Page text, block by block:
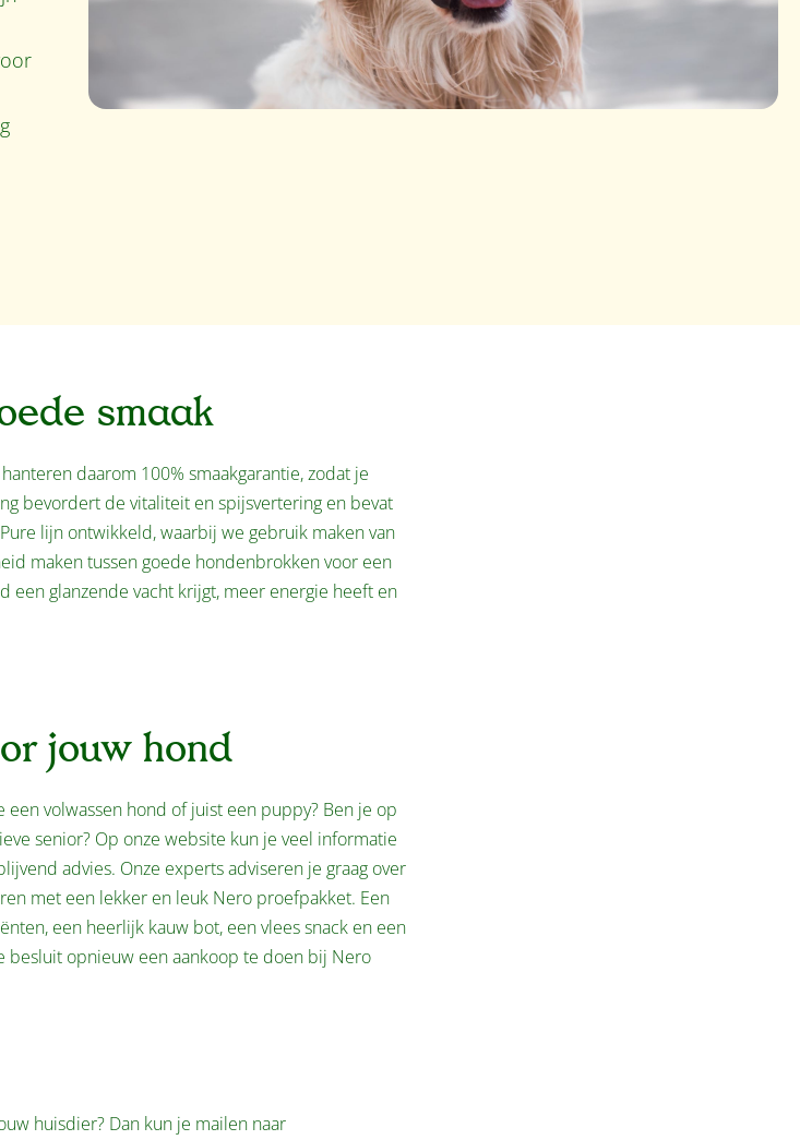
smaak
daarom 100% smaakgarantie, zodat je
bevordert de vitaliteit en spijsvertering en bevat
lijn ontwikkeld, waarbij we gebruik maken van
maken tussen goede hondenbrokken voor een
glanzende vacht krijgt, meer energie heeft en
jouw hond
volwassen hond of juist een puppy? Ben je op
senior? Op onze website kun je veel informatie
advies. Onze experts adviseren je graag over
met een lekker en leuk Nero proefpakket. Een
een heerlijk kauw bot, een vlees snack en een
besluit opnieuw een aankoop te doen bij Nero
huisdier? Dan kun je mailen naar